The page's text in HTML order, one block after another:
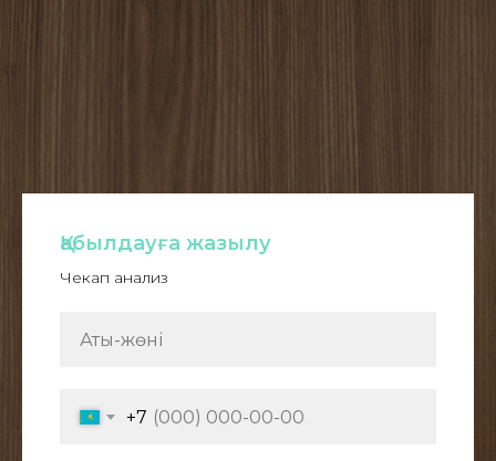
Қабылдауға жазылу
Чекап анализ
+7